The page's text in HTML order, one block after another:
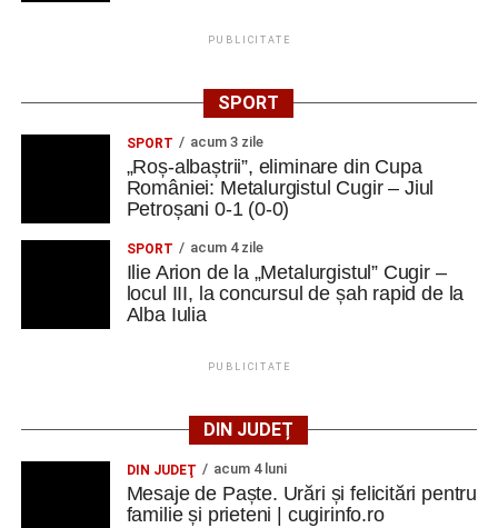
PUBLICITATE
SPORT
SPORT acum 3 zile
„Roș-albaștrii”, eliminare din Cupa
României: Metalurgistul Cugir – Jiul
Petroșani 0-1 (0-0)
SPORT acum 4 zile
Ilie Arion de la „Metalurgistul” Cugir –
locul III, la concursul de șah rapid de la
Alba Iulia
PUBLICITATE
DIN JUDEȚ
DIN JUDEŢ acum 4 luni
Mesaje de Paște. Urări și felicitări pentru
familie și prieteni | cugirinfo.ro